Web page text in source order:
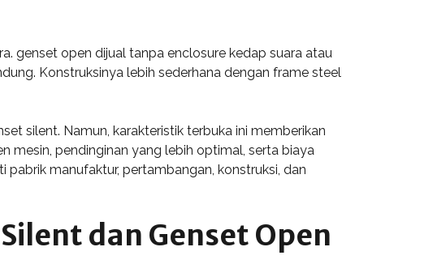
genset open dijual tanpa enclosure kedap suara atau
Konstruksinya lebih sederhana dengan frame steel
silent. Namun, karakteristik terbuka ini memberikan
mesin, pendinginan yang lebih optimal, serta biaya
manufaktur, pertambangan, konstruksi, dan
dan Genset Open